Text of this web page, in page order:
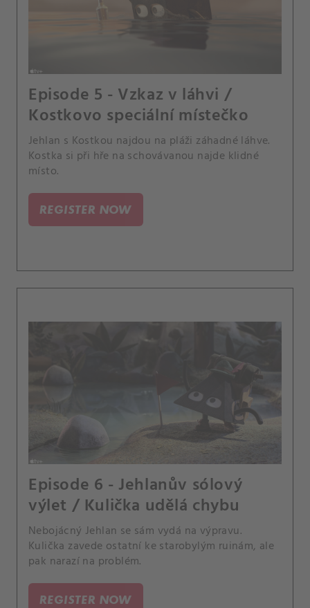
Episode 5 - Vzkaz v láhvi /
Kostkovo speciální místečko
Jehlan s Kostkou najdou na pláži záhadné láhve.
Kostka si při hře na schovávanou najde klidné
místo.
REGISTER NOW
Episode 6 - Jehlanův sólový
výlet / Kulička udělá chybu
Nebojácný Jehlan se sám vydá na výpravu.
Kulička zavede ostatní ke starobylým ruinám, ale
pak narazí na problém.
REGISTER NOW